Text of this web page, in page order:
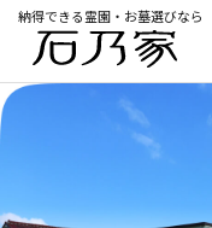
納得できる霊園・お墓選びなら